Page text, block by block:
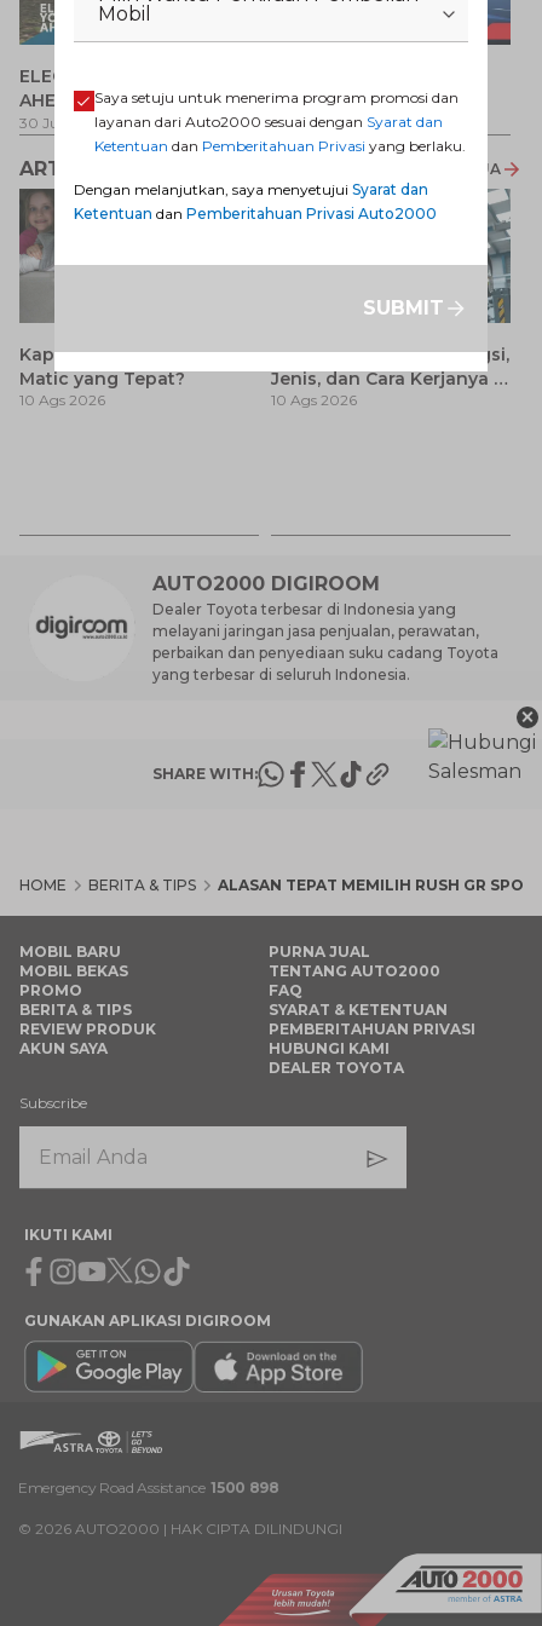
ELECTRIFY YOUR PATH
AHEAD
30 Jul 2026-31 Ags 2026 1 Jul 2026-31 Ags 2026
ARTIKEL LAINNYA LIHAT SEMUA
Kapan Ganti Oli Mobil
Matic yang Tepat?
10 Ags 2026
Apa Itu Car Lift? Ini Fungsi,
Jenis, dan Cara Kerjanya di
Bengkel Mobil
10 Ags 2026
AUTO2000 DIGIROOM
Dealer Toyota terbesar di Indonesia yang
melayani jaringan jasa penjualan, perawatan,
perbaikan dan penyediaan suku cadang Toyota
yang terbesar di seluruh Indonesia.
SHARE WITH:
HOME BERITA & TIPS ALASAN TEPAT MEMILIH RUSH GR
×
MOBIL BARU
MOBIL BEKAS
PROMO
BERITA & TIPS
REVIEW PRODUK
AKUN SAYA
PURNA JUAL
TENTANG AUTO2000
FAQ
SYARAT & KETENTUAN
PEMBERITAHUAN PRIVASI
HUBUNGI KAMI
DEALER TOYOTA
Subscribe
IKUTI KAMI
Facebook
Instagram
Youtube
X Whatsapp
Tiktok
GUNAKAN APLIKASI DIGIROOM
Emergency Road Assistance 1500 898
© 2026 AUTO2000 | HAK CIPTA DILINDUNGI
Mobil
Saya setuju untuk menerima program promosi dan
layanan dari Auto2000 sesuai dengan Syarat dan
Ketentuan dan Pemberitahuan Privasi yang berlaku.
Dengan melanjutkan, saya menyetujui Syarat dan
Ketentuan dan Pemberitahuan Privasi Auto2000
SUBMIT